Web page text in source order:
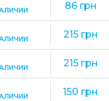
86 грн
215 грн
215 грн
150 грн